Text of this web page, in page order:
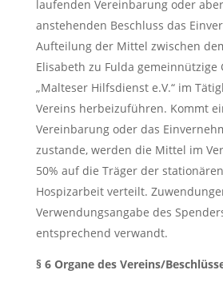
laufenden Vereinbarung oder
anstehenden Beschluss das
Aufteilung der Mittel zwischen
Elisabeth zu Fulda gemeinnützige
„Malteser Hilfsdienst e.V.“ im
Vereins herbeizuführen. Kommt
Vereinbarung oder das
zustande, werden die Mittel im
50% auf die Träger der
Hospizarbeit verteilt.
Verwendungsangabe des
entsprechend verwandt.
§ 6 Organe des Vereins/